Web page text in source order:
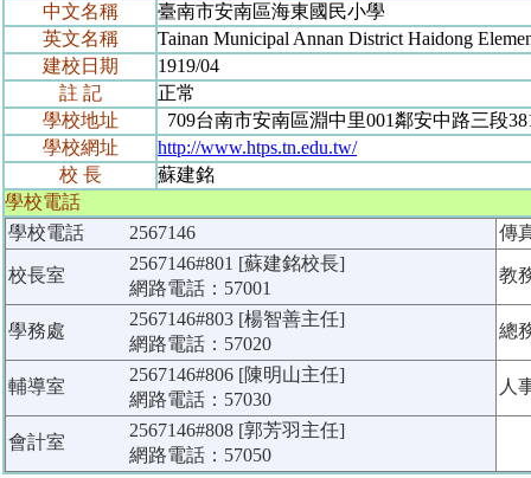
中文名稱
臺南市安南區海東國民小學
英文名稱
Tainan Municipal Annan District Haidong
建校日期
1919/04
註 記
正常
學校地址
709台南市安南區淵中里001鄰安中路三段
學校網址
http://www.htps.tn.edu.tw/
校 長
蘇建銘
學校電話
學校電話
2567146 傳
校長室
2567146#801 [蘇建銘校長]
網路電話：57001
教
學務處
2567146#803 [楊智善主任]
網路電話：57020
總
輔導室
2567146#806 [陳明山主任]
網路電話：57030
人
會計室
2567146#808 [郭芳羽主任]
網路電話：57050